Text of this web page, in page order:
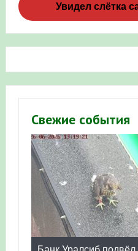
Увидел слётка
Свежие события